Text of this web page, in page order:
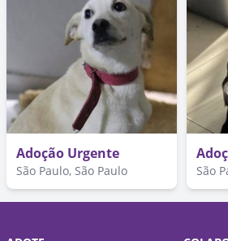
Adoção Urgente
São Paulo, São Paulo São